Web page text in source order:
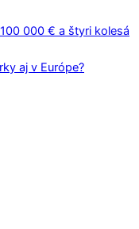
000 € a štyri kolesá
aj v Európe?